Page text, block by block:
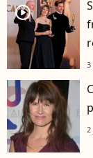
player2
3
2